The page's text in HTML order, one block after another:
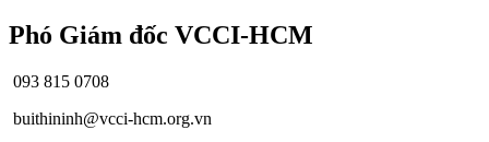
Phó Giám đốc VCCI-HCM
093 815 0708
buithininh@vcci-hcm.org.vn